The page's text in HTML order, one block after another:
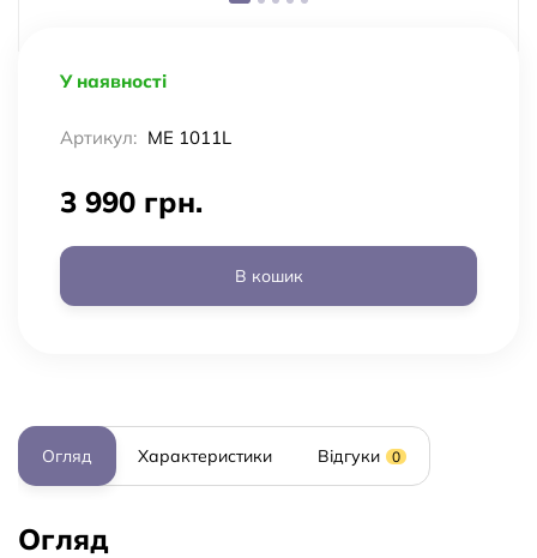
У наявності
Артикул: ME 1011L
3 990 грн.
В кошик
Огляд Характеристики Відгуки 0
Огляд